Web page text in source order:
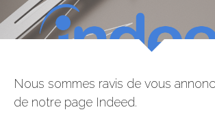
Nous sommes ravis de vous
de notre page Indeed.